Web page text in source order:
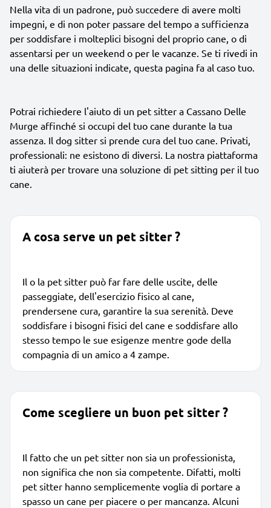
Nella vita di un padrone, può succedere di avere molti
impegni, e di non poter passare del tempo a sufficienza
per soddisfare i molteplici bisogni del proprio cane, o di
assentarsi per un weekend o per le vacanze. Se ti rivedi in
una delle situazioni indicate, questa pagina fa al caso tuo.
Potrai richiedere l'aiuto di un pet sitter a Cassano Delle
Murge affinché si occupi del tuo cane durante la tua
assenza. Il dog sitter si prende cura del tuo cane. Privati,
professionali: ne esistono di diversi. La nostra piattaforma
ti aiuterà per trovare una soluzione di pet sitting per il tuo
cane.
A cosa serve un pet sitter ?
Il o la pet sitter può far fare delle uscite, delle
passeggiate, dell'esercizio fisico al cane,
prendersene cura, garantire la sua serenità. Deve
soddisfare i bisogni fisici del cane e soddisfare allo
stesso tempo le sue esigenze mentre gode della
compagnia di un amico a 4 zampe.
Come scegliere un buon pet sitter ?
Il fatto che un pet sitter non sia un professionista,
non significa che non sia competente. Difatti, molti
pet sitter hanno semplicemente voglia di portare a
spasso un cane per piacere o per mancanza. Alcuni